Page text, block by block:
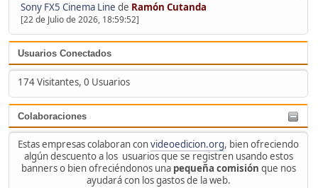
Sony FX5 Cinema Line de Ramón Cutanda
[22 de Julio de 2026, 18:59:52]
Usuarios Conectados
174 Visitantes, 0 Usuarios
Colaboraciones
Estas empresas colaboran convideoedicion.org, bien ofreciendo
algún descuento a los usuarios que se registren usando estos
banners o bien ofreciéndonos una pequeña comisión que nos
ayudará con los gastos de la web.